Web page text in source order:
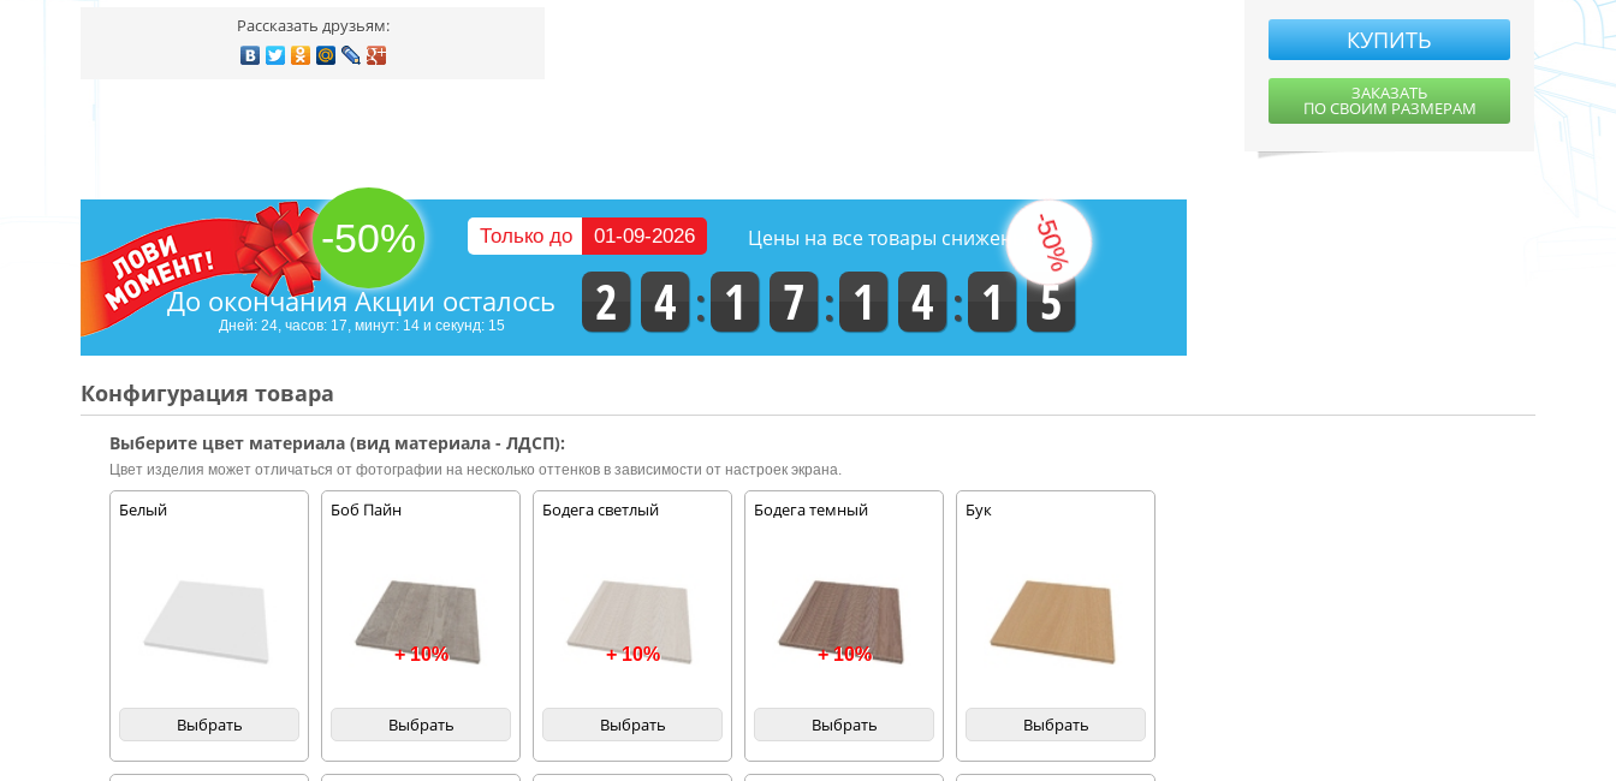
Рассказать друзьям: КУПИТЬ
ЗАКАЗАТЬ
ПО СВОИМ РАЗМЕРАМ
-50% Только до 01-09-2026 Цены на все товары снижены на
До окончания Акции осталось
Дней: 24, часов: 17, минут: 14 и секунд: 14 2 4 1 7 1 4 1 4
Конфигурация товара
Выберите цвет материала (вид материала - ЛДСП):
Цвет изделия может отличаться от фотографии на несколько оттенков в зависимости от настроек экрана.
Белый
Выбрать
Боб Пайн
+ 10%
Выбрать
Бодега светлый
+ 10%
Выбрать
Бодега темный
+ 10%
Выбрать
Бук
Выбрать